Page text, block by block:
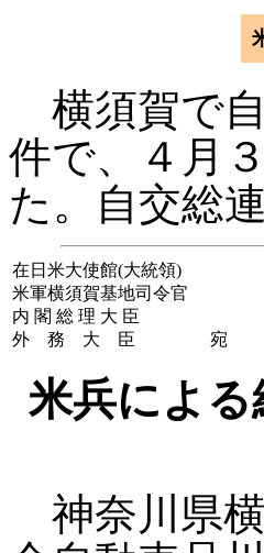
横須賀で
件で、４月
た。自交総
在日米大使館(大統領)
米軍横須賀基地司令官
内 閣 総 理 大 臣
外 務 大 臣
宛
米兵によ
神奈川県